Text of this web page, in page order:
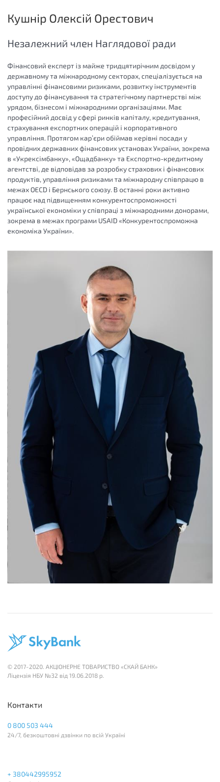
Кушнір Олексій Орестович
Незалежний член Наглядової ради
Фінансовий експерт із майже тридцятирічним досвідом у
державному та міжнародному секторах, спеціалізується на
управлінні фінансовими ризиками, розвитку інструментів
доступу до фінансування та стратегічному партнерстві між
урядом, бізнесом і міжнародними організаціями. Має
професійний досвід у сфері ринків капіталу, кредитування,
страхування експортних операцій і корпоративного
управління. Протягом кар’єри обіймав керівні посади у
провідних державних фінансових установах України, зокрема
в «Укрексімбанку», «Ощадбанку» та Експортно-кредитному
агентстві, де відповідав за розробку страхових і фінансових
продуктів, управління ризиками та міжнародну співпрацю в
межах OECD і Бернського союзу. В останні роки активно
працює над підвищенням конкурентоспроможності
української економіки у співпраці з міжнародними донорами,
зокрема в межах програми USAID «Конкурентоспроможна
економіка України».
© 2017-2020. АКЦІОНЕРНЕ ТОВАРИСТВО «СКАЙ БАНК»
Лiцензія НБУ №32 вiд 19.06.2018 р.
Контакти
0 800 503 444
24/7, безкоштовні дзвінки по всій Україні
+ 380442995952